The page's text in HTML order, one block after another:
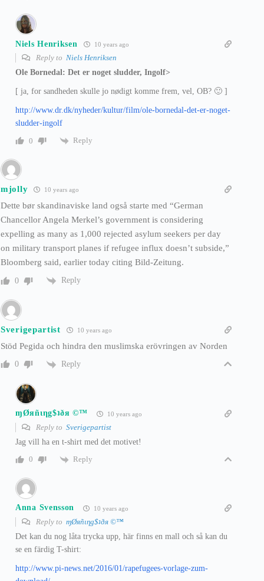
Niels Henriksen 10 years ago
Reply to Niels Henriksen
Ole Bornedal: Det er noget sludder, Ingolf>
[ ja, for sandheden skulle jo nødigt komme frem, vel, OB? 🙂 ]
http://www.dr.dk/nyheder/kultur/film/ole-bornedal-det-er-noget-
sludder-ingolf
0
Reply
mjolly 10 years ago
Dette bør skandinaviske land også starte med “German
Chancellor Angela Merkel’s government is considering
expelling as many as 1,000 rejected asylum seekers per day
on military transport planes if refugee influx doesn’t subside,”
Bloomberg said, earlier today citing Bild-Zeitung.
0 Reply
Sverigepartist 10 years ago
Stöd Pegida och hindra den muslimska erövringen av Norden
0 Reply
ɱØяñιηg$ʇðя ©™ 10 years ago
Reply to Sverigepartist
Jag vill ha en t-shirt med det motivet!
0
Reply
Anna Svensson 10 years ago
Reply to ɱØяñιηg$ʇðя ©™
Det kan du nog låta trycka upp, här finns en mall och så kan du
se en färdig T-shirt:
http://www.pi-news.net/2016/01/rapefugees-vorlage-zum-